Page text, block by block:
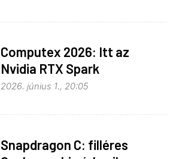
Computex 2026: Itt az
Nvidia RTX Spark
processzor
2026. június 1., 20:05
Snapdragon C: filléres